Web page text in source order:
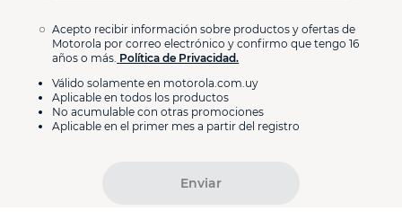
Enviar
Acepto recibir información sobre productos y ofertas de
Motorola por correo electrónico y confirmo que tengo 16
años o más. Política de Privacidad.
Válido solamente en motorola.com.uy
Aplicable en todos los productos
No acumulable con otras promociones
Aplicable en el primer mes a partir del registro